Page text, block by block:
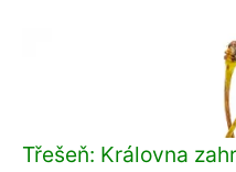
Třešeň: Královna